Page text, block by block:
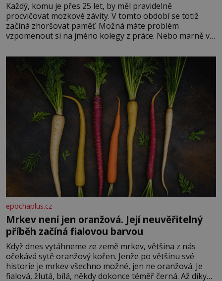
Každý, komu je přes 25 let, by měl pravidelně
procvičovat mozkové závity. V tomto období se totiž
začíná zhoršovat paměť. Možná máte problém
vzpomenout si na jméno kolegy z práce. Nebo marně v
Je to opravdu tak, s věkem jako kdyby se paměť
rozhodla stávkovat. Cvičte
epochaplus.cz
Mrkev není jen oranžová. Její neuvěřitelný
příběh začíná fialovou barvou
Když dnes vytáhneme ze země mrkev, většina z nás
očekává sytě oranžový kořen. Jenže po většinu své
historie je mrkev všechno možné, jen ne oranžová. Je
fialová, žlutá, bílá, někdy dokonce téměř černá. Až díky